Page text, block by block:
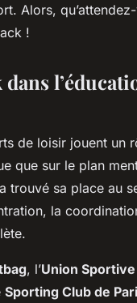
Alors,
!
de loisir jouent un
que sur le plan
trouvé sa place au
la
, l’Union Sportive
Sporting Club de